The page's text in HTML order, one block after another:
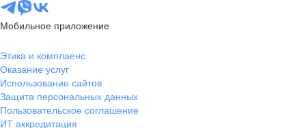
Мобильное приложение
Этика и комплаенс
Оказание услуг
Использование сайтов
Защита персональных данных
Пользовательское соглашение
ИТ аккредитация